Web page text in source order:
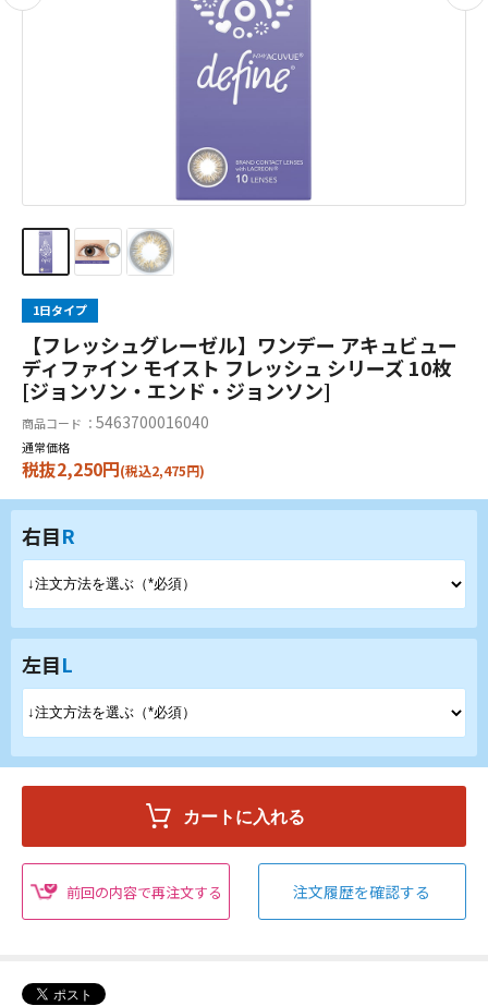
1日タイプ
【フレッシュグレーゼル】ワンデー アキュビュー
ディファイン モイスト フレッシュ シリーズ 10枚
[ジョンソン・エンド・ジョンソン]
商品コード ： 5463700016040
通常価格
税抜2,250円(税込2,475円)
右目R
左目L
前回の内容で再注文する 注文履歴を確認する